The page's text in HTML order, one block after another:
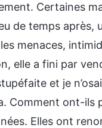
Certaines
de temps après,
menaces,
elle a fini par
et je
Comment ont-ils
Elles ont